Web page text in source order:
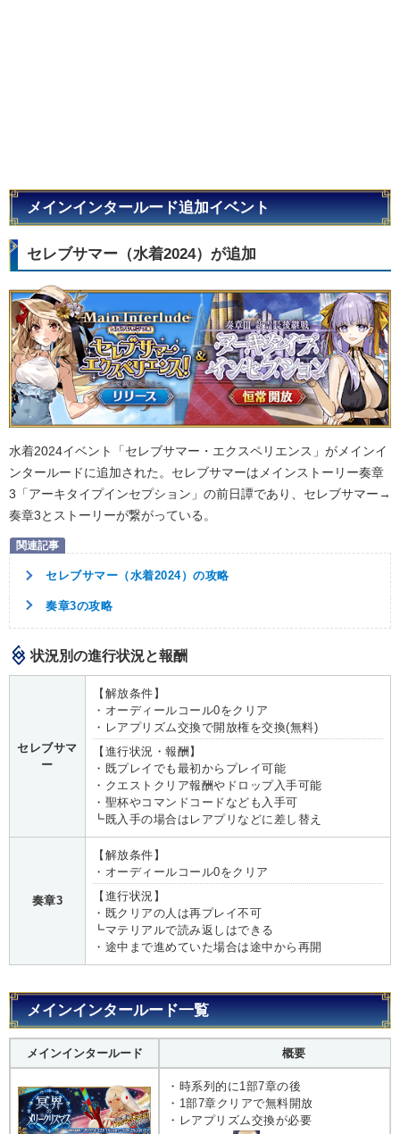
メインインタールード追加イベント
セレブサマー（水着2024）が追加
水着2024イベント「セレブサマー・エクスペリエンス」がメインイ
ンタールードに追加された。セレブサマーはメインストーリー奏章
3「アーキタイプインセプション」の前日譚であり、セレブサマー→
奏章3とストーリーが繋がっている。
セレブサマー（水着2024）の攻略
奏章3の攻略
状況別の進行状況と報酬
セレブサマ
ー
【解放条件】
・オーディールコール0をクリア
・レアプリズム交換で開放権を交換(無料)
【進行状況・報酬】
・既プレイでも最初からプレイ可能
・クエストクリア報酬やドロップ入手可能
・聖杯やコマンドコードなども入手可
┗既入手の場合はレアプリなどに差し替え
奏章3
【解放条件】
・オーディールコール0をクリア
【進行状況】
・既クリアの人は再プレイ不可
┗マテリアルで読み返しはできる
・途中まで進めていた場合は途中から再開
メインインタールード一覧
メインインタールード 概要
・時系列的に1部7章の後
・1部7章クリアで無料開放
・レアプリズム交換が必要